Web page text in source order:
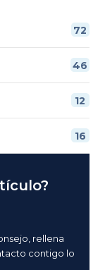
72
46
12
16
rellena
contigo lo